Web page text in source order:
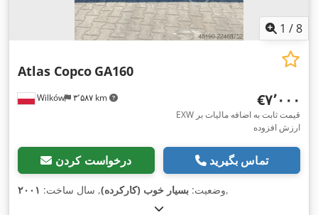
1 /8
Wilków ۳٬۵۸۷ km
Atlas Copco GA160
‎€۷٬۰۰۰
EXW قیمت ثابت به اضافه مالیات بر
ارزش افزوده
درخواست کردن تماس بگیرید
وضعیت: بسیار خوب (کارکرده), سال ساخت: ۲۰۰۱ ,